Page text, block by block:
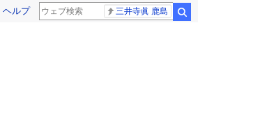
ヘルプ 三井寺眞 鹿島